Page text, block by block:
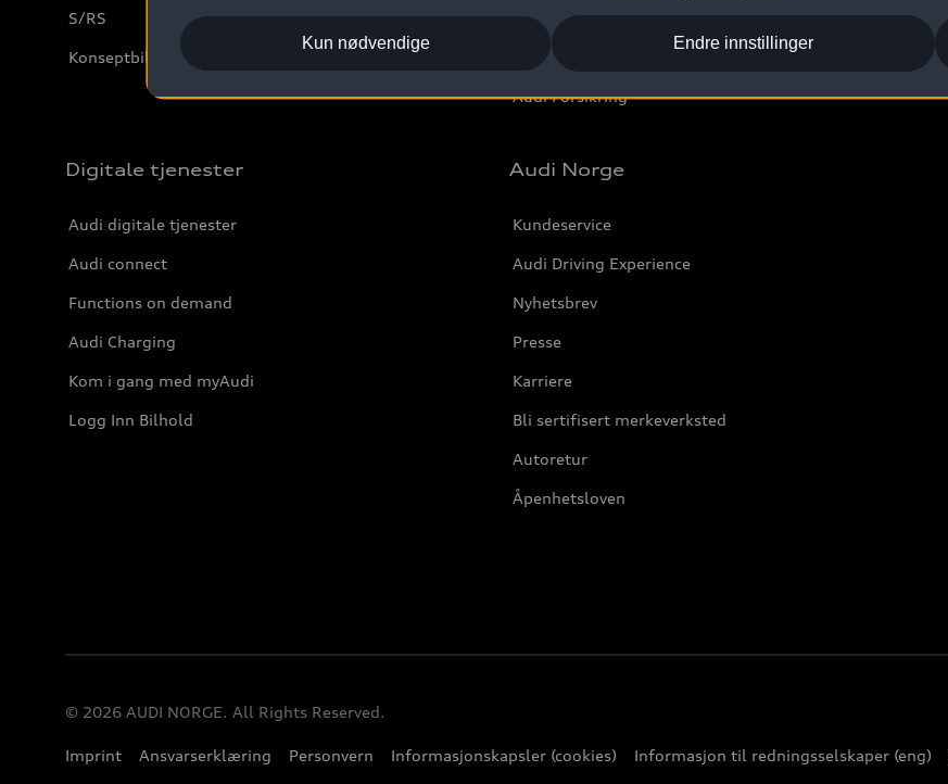
S/RS
Konseptbiler og prototyper
Leasing
Bilgarantier
Audi Forsikring
Digitale tjenester
Audi digitale tjenester
Audi connect
Functions on demand
Audi Charging
Kom i gang med myAudi
Logg Inn Bilhold
Audi Norge
Kundeservice
Audi Driving Experience
Nyhetsbrev
Presse
Karriere
Bli sertifisert merkeverksted
Autoretur
Åpenhetsloven
© 2026 AUDI NORGE. All Rights Reserved.
Imprint Ansvarserklæring Personvern Informasjonskapsler (cookies) Informasjon til redningsselskaper (eng)
Kun nødvendige Endre innstillinger